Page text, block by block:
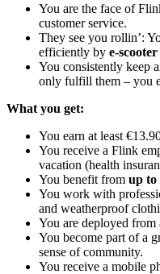
You are the face of
customer service.
They see you rollin’:
efficiently by e-scooter
You consistently keep
only fulfill them – you
What you get:
You earn at least
You receive a Flink
vacation (health
You benefit from up to
You work with
and weatherproof
You are deployed from
You become part of a
sense of community.
You receive a mobile